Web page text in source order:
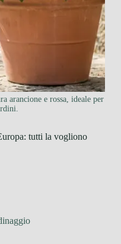
arancione e rossa, ideale per
tutti la vogliono